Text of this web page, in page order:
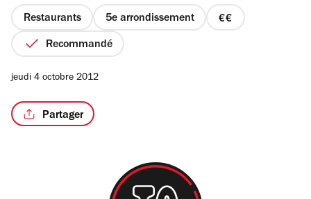
étoiles
Restaurants 5e arrondissement
prix
Recommandé
jeudi 4 octobre 2012
Partager